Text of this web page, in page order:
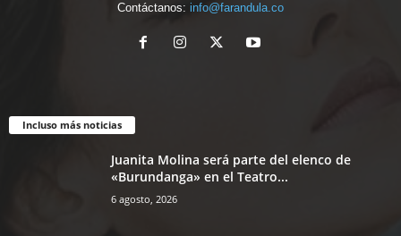
Contáctanos: info@farandula.co
Incluso más noticias
Juanita Molina será parte del elenco de
«Burundanga» en el Teatro...
6 agosto, 2026